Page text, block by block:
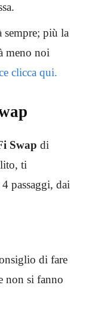
sempre; più la
meno noi
clicca qui.
Swap di
ti
passaggi, dai
di fare
non si fanno